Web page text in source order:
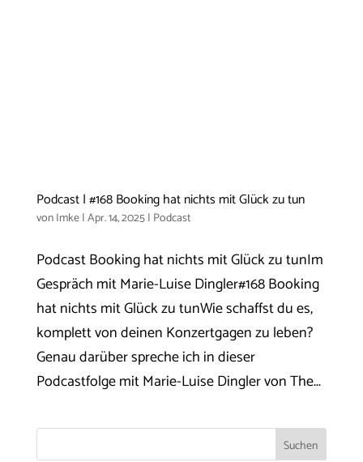
Podcast | #168 Booking hat nichts mit Glück zu tun
vonImke|Apr. 14, 2025| Podcast
Podcast Booking hat nichts mit Glück zu tunIm
Gespräch mit Marie-Luise Dingler#168 Booking
hat nichts mit Glück zu tunWie schaffst du es,
komplett von deinen Konzertgagen zu leben?
Genau darüber spreche ich in dieser
Podcastfolge mit Marie-Luise Dingler von The...